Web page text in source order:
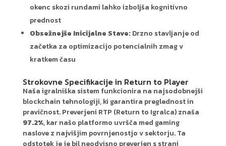
okenc skozi rundami lahko izboljša kognitivno
prednost
Obsežnejše Inicijalne Stave: Drzno stavljanje od
začetka za optimizacijo potencialnih zmag v
kratkem času
Strokovne Specifikacije in Return to Player
Naša igralniška sistem funkcionira na najsodobnejši
blockchain tehnologiji, ki garantira preglednost in
pravičnost. Preverjeni RTP (Return to Igralca) znaša
97.2%, kar našo platformo uvršča med gaming
naslove z najvišjim povrnjenostjo v sektorju. Ta
odstotek je je bil neodvisno preverjen s strani